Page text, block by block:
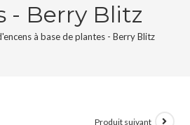
- Berry Blitz
à base de plantes - Berry Blitz
Produit suivant